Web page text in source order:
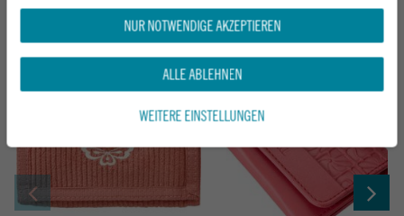
DAS KÖNNTE DIR AUCH GEFALLEN
NUR NOTWENDIGE AKZEPTIEREN
ALLE ABLEHNEN
WEITERE EINSTELLUNGEN